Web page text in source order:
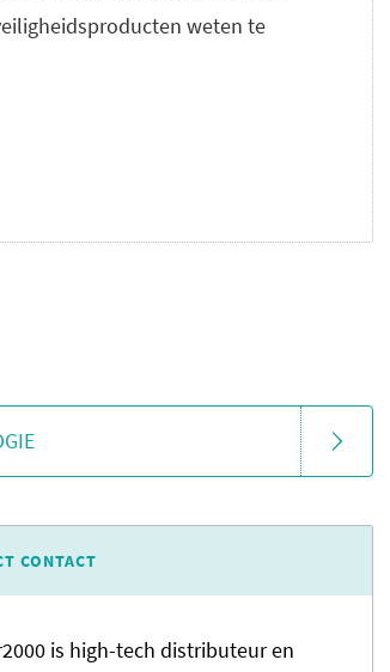
weten te
CONTACT
is high-tech distributeur en